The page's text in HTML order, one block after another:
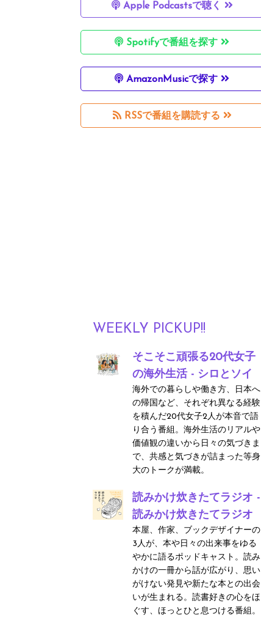
Apple Podcastsで聴く
Spotifyで番組を探す
AmazonMusicで探す
RSSで番組を購読する
WEEKLY PICKUP!!
そこそこ頑張る20代女子
の海外生活 - シロとソイ
海外での暮らしや働き方、日本へ
の帰国など、それぞれ異なる経験
を積んだ20代女子2人が本音で語
り合う番組。海外生活のリアルや
価値観の違いから日々の気づきま
で、共感と気づきが詰まった等身
大のトークが満載。
読みかけ炊きたてラジオ -
読みかけ炊きたてラジオ
本屋、作家、ブックデザイナーの
3人が、本や日々の出来事をゆる
やかに語るポッドキャスト。読み
かけの一冊から話が広がり、思い
がけない発見や新たな本との出会
いが生まれる。読書好きの心をほ
ぐす、ほっとひと息つける番組。